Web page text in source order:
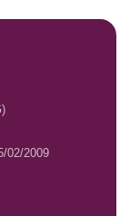
02/2009